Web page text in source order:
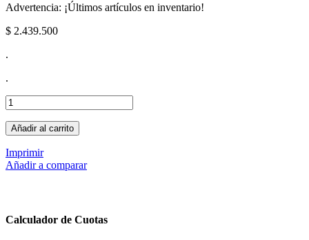
Advertencia: ¡Últimos artículos en inventario!
$ 2.439.500
.
.
Añadir al carrito
Imprimir
Añadir a comparar
Calculador de Cuotas